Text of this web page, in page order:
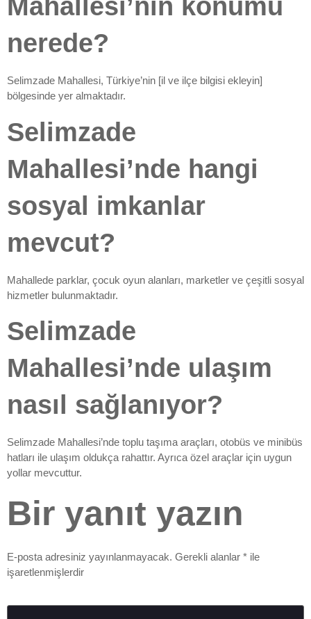
Mahallesi’nin konumu
nerede?
Selimzade Mahallesi, Türkiye’nin [il ve ilçe bilgisi ekleyin]
bölgesinde yer almaktadır.
Selimzade
Mahallesi’nde hangi
sosyal imkanlar
mevcut?
Mahallede parklar, çocuk oyun alanları, marketler ve çeşitli sosyal
hizmetler bulunmaktadır.
Selimzade
Mahallesi’nde ulaşım
nasıl sağlanıyor?
Selimzade Mahallesi’nde toplu taşıma araçları, otobüs ve minibüs
hatları ile ulaşım oldukça rahattır. Ayrıca özel araçlar için uygun
yollar mevcuttur.
Bir yanıt yazın
E-posta adresiniz yayınlanmayacak. Gerekli alanlar * ile
işaretlenmişlerdir